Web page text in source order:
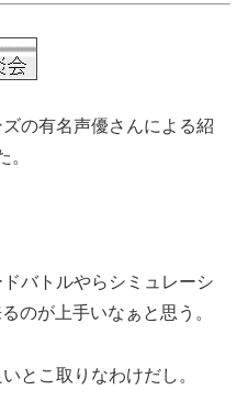
ズの有名声優さんによる紹
。
ドバトルやらシミュレーシ
のが上手いなぁと思う。
とこ取りなわけだし。